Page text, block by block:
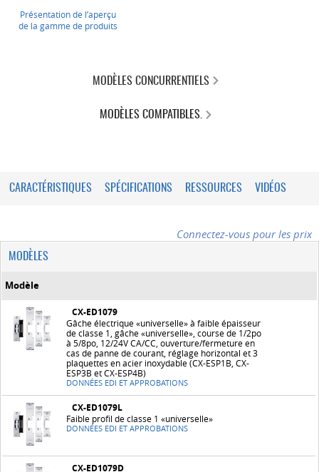
Présentation de l’aperçu
de la gamme de produits
MODÈLES CONCURRENTIELS
MODÈLES COMPATIBLES.
CARACTÉRISTIQUES SPÉCIFICATIONS RESSOURCES VIDÉOS
Connectez-vous pour les prix
MODÈLES
Modèle
CX-ED1079
Gâche électrique «universelle» à faible épaisseur
de classe 1, gâche «universelle», course de 1/2po
à 5/8po, 12/24V CA/CC, ouverture/fermeture en
cas de panne de courant, réglage horizontal et 3
plaquettes en acier inoxydable (CX-ESP1B, CX-
ESP3B et CX-ESP4B)
DONNÉES EDI ET APPROBATIONS
CX-ED1079L
Faible profil de classe 1 «universelle»
DONNÉES EDI ET APPROBATIONS
CX-ED1079D